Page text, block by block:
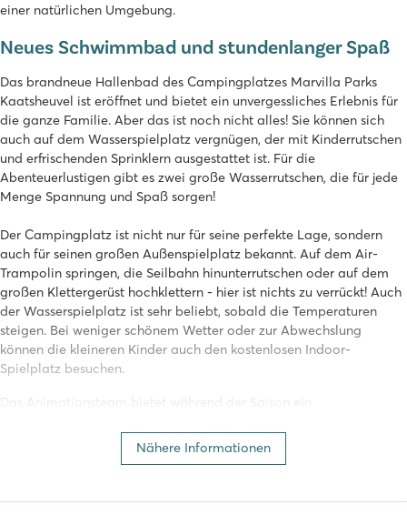
einer natürlichen Umgebung.
Neues Schwimmbad und stundenlanger Spaß
Das brandneue Hallenbad des Campingplatzes Marvilla Parks
Kaatsheuvel ist eröffnet und bietet ein unvergessliches Erlebnis für
die ganze Familie. Aber das ist noch nicht alles! Sie können sich
auch auf dem Wasserspielplatz vergnügen, der mit Kinderrutschen
und erfrischenden Sprinklern ausgestattet ist. Für die
Abenteuerlustigen gibt es zwei große Wasserrutschen, die für jede
Menge Spannung und Spaß sorgen!
Der Campingplatz ist nicht nur für seine perfekte Lage, sondern
auch für seinen großen Außenspielplatz bekannt. Auf dem Air-
Trampolin springen, die Seilbahn hinunterrutschen oder auf dem
großen Klettergerüst hochklettern - hier ist nichts zu verrückt! Auch
der Wasserspielplatz ist sehr beliebt, sobald die Temperaturen
steigen. Bei weniger schönem Wetter oder zur Abwechslung
können die kleineren Kinder auch den kostenlosen Indoor-
Spielplatz besuchen.
Das Animationsteam bietet während der Saison ein
Alt. Alle Kinder treffen sich im neuen Jugendzentrum, von wo aus
nicht langweilen.
Nähere Informationen